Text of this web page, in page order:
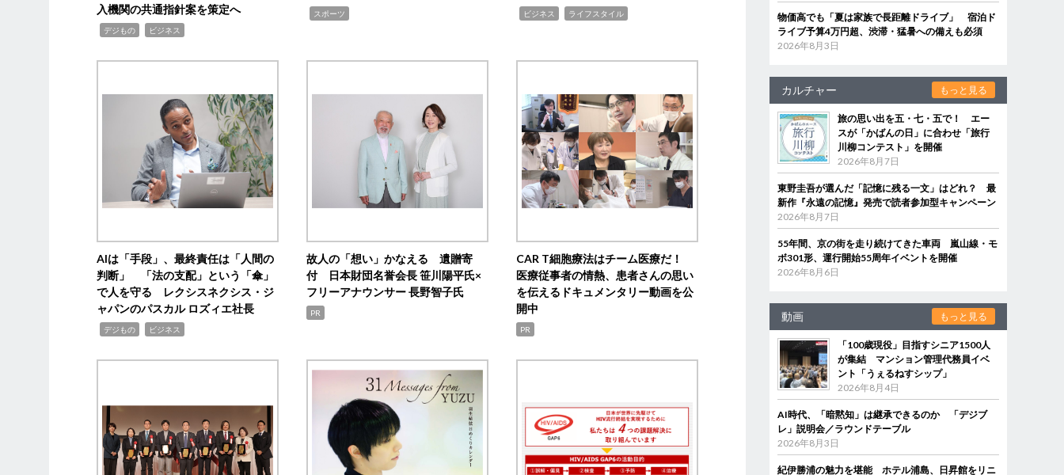
入機関の共通指針案を策定へ
デジもの ビジネス
スポーツ ビジネス ライフスタイル
AIは「手段」、最終責任は「人間の
判断」 「法の支配」という「傘」
で人を守る レクシスネクシス・ジ
ャパンのパスカル ロズィエ社長
デジもの ビジネス
故人の「想い」かなえる 遺贈寄
付 日本財団名誉会長 笹川陽平氏×
フリーアナウンサー 長野智子氏
PR
CAR T細胞療法はチーム医療だ！
医療従事者の情熱、患者さんの思い
を伝えるドキュメンタリー動画を公
開中
PR
物価高でも「夏は家族で長距離ドライブ」 宿泊ド
ライブ予算4万円超、渋滞・猛暑への備えも必須
2026年8月3日
カルチャー もっと見る
旅の思い出を五・七・五で！ エー
スが「かばんの日」に合わせ「旅行
川柳コンテスト」を開催
2026年8月7日
東野圭吾が選んだ「記憶に残る一文」はどれ？ 最
新作『永遠の記憶』発売で読者参加型キャンペーン
2026年8月7日
55年間、京の街を走り続けてきた車両 嵐山線・モ
ボ301形、運行開始55周年イベントを開催
2026年8月6日
動画 もっと見る
「100歳現役」目指すシニア1500人
が集結 マンション管理代務員イベ
ント「うぇるねすシップ」
2026年8月4日
AI時代、「暗黙知」は継承できるのか 「デジブ
レ」説明会／ラウンドテーブル
2026年8月3日
紀伊勝浦の魅力を堪能 ホテル浦島、日昇館をリニ